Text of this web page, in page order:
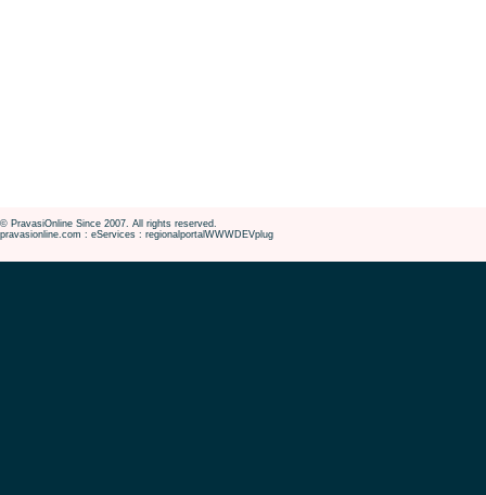
© PravasiOnline Since 2007. All rights reserved.
pravasionline.com : eServices : regionalportalWWWDEVplug